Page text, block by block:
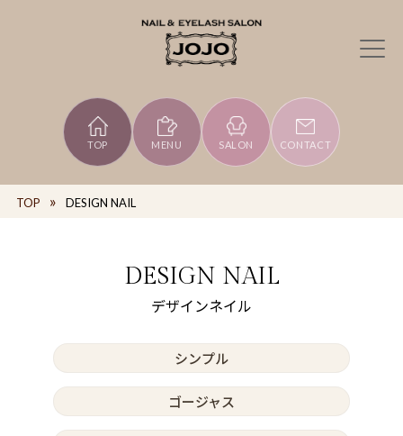
TOP MENU SALON CONTACT
TOP DESIGN NAIL
DESIGN NAIL
デザインネイル
シンプル
ゴージャス